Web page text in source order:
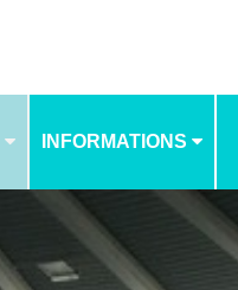
INFORMATIONS
NOS TARIFS